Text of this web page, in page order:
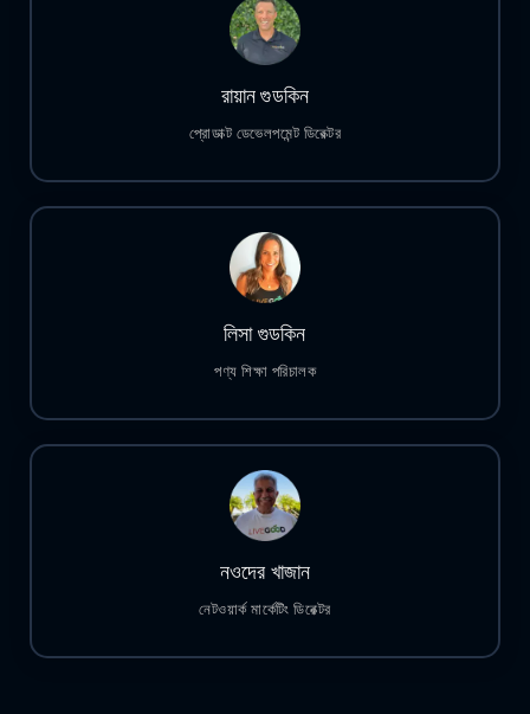
রায়ান গুডকিন
প্রোডাক্ট ডেভেলপমেন্ট ডিরেক্টর
লিসা গুডকিন
পণ্য শিক্ষা পরিচালক
নওদের খাজান
নেটওয়ার্ক মার্কেটিং ডিরেক্টর